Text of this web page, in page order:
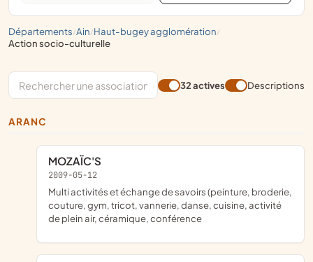
départements/ ain/ haut-bugey agglomération/
action socio-culturelle
32 actives Descriptions
ARANC
MOZAÏC'S
2009-05-12
multi activités et échange de savoirs (peinture, broderie,
couture, gym, tricot, vannerie, danse, cuisine, activité
de plein air, céramique, conférence